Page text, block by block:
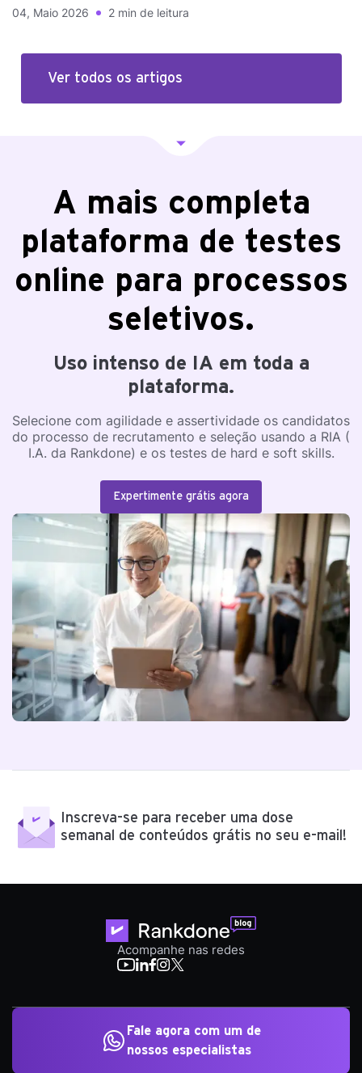
04, Maio 2026 2 min de leitura
Ver todos os artigos
A mais completa
plataforma de testes
online para processos
seletivos.
Uso intenso de IA em toda a
plataforma.
Selecione com agilidade e assertividade os candidatos
do processo de recrutamento e seleção usando a RIA (
I.A. da Rankdone) e os testes de hard e soft skills.
Expertimente grátis agora
Inscreva-se para receber uma dose
semanal de conteúdos grátis no seu e-mail!
Acompanhe nas redes
Fale agora com um de
nossos especialistas